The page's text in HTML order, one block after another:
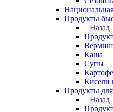
Продукты
Назад
Каша
Супы
Кисели
Продукты для
Назад